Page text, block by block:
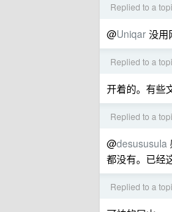
Replied to a
@Uniqar 没用
Replied to a
开着的。有些
Replied to a
@desususula
都没有。已经
Replied to a